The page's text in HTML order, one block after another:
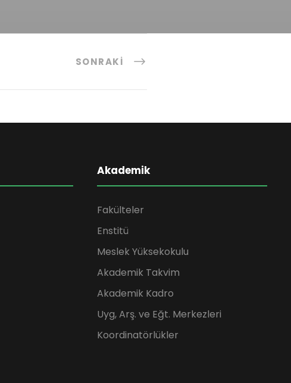
SONRAKI
Akademik
Fakülteler
Enstitü
Meslek Yüksekokulu
Akademik Takvim
Akademik Kadro
Uyg, Arş. ve Eğt. Merkezleri
Koordinatörlükler